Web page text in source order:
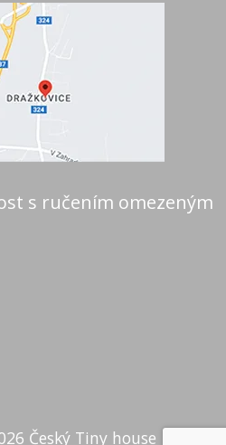
s ručením omezeným
Český Tiny house